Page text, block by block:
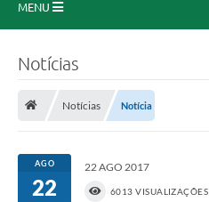
MENU
Portal da Transparência
Secretarias
Notícias
Notícias Notícia
AGO
22
22 AGO 2017
6013 VISUALIZAÇÕES